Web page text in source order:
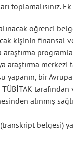
toplamalısınız.
öğrenci
kişinin finansal
araştırma
yapanın, bir
TÜBİTAK
alınmış
belgesi)